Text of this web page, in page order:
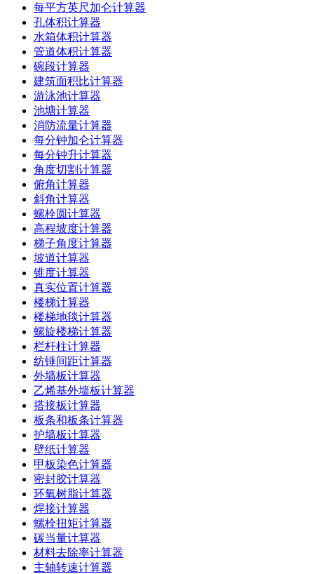
每平方英尺加仑计算器
孔体积计算器
水箱体积计算器
管道体积计算器
碗段计算器
建筑面积比计算器
游泳池计算器
池塘计算器
消防流量计算器
每分钟加仑计算器
每分钟升计算器
角度切割计算器
俯角计算器
斜角计算器
螺栓圆计算器
高程坡度计算器
梯子角度计算器
坡道计算器
锥度计算器
真实位置计算器
楼梯计算器
楼梯地毯计算器
螺旋楼梯计算器
栏杆柱计算器
纺锤间距计算器
外墙板计算器
乙烯基外墙板计算器
搭接板计算器
板条和板条计算器
护墙板计算器
壁纸计算器
甲板染色计算器
密封胶计算器
环氧树脂计算器
焊接计算器
螺栓扭矩计算器
碳当量计算器
材料去除率计算器
主轴转速计算器